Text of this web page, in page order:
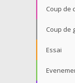
Coup de
Coup de
Essai